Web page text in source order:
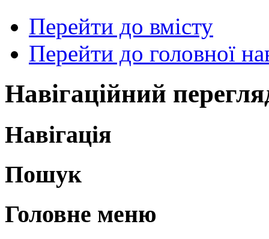
Перейти до вмісту
Перейти до головної
Навігаційний
Навігація
Пошук
Головне меню